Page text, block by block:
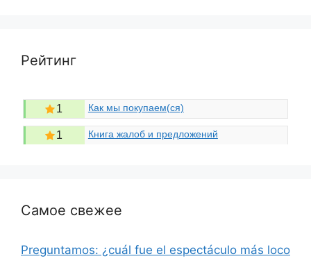
Рейтинг
1 Как мы покупаем(ся)
1 Книга жалоб и предложений
Самое свежее
Preguntamos: ¿cuál fue el espectáculo más loco